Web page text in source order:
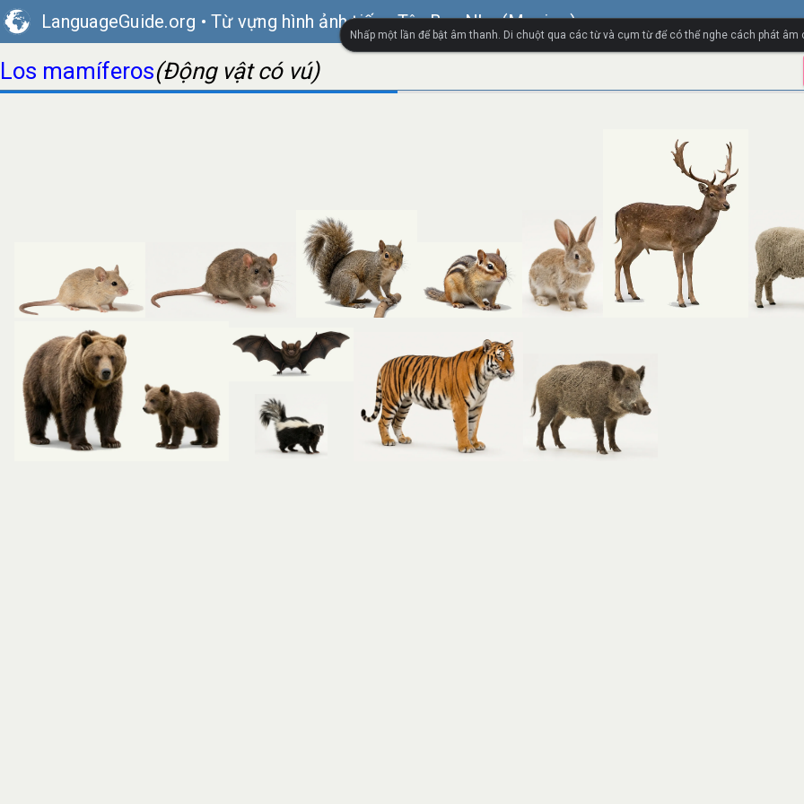
LanguageGuide.org • Từ vựng hình ảnh tiếng Tây Ban Nha (Mexico)
Los mamíferos(Động vật có vú)
Nhấp một lần để bật âm thanh. Di chuột qua các từ và cụm từ để có thể nghe cách phát âm